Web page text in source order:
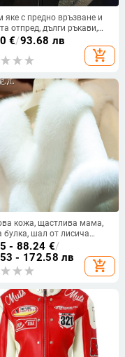
яке с предно връзване и
отпред, дълги ръкави,
до талията.
€/93.68 лв
add_shopping_cart
кожа, щастлива мама,
булка, шал от лисича
рокля, рокля,
кожена наметало
връхно облекло от
за жени
- 88.24 €/
- 172.58 лв
add_shopping_cart